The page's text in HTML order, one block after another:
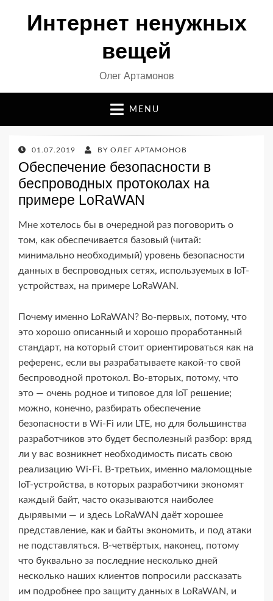
Интернет ненужных
вещей
Олег Артамонов
MENU
POSTED
ON
01.07.2019 BY ОЛЕГ АРТАМОНОВ
Обеспечение безопасности в
беспроводных протоколах на
примере LoRaWAN
Мне хотелось бы в очередной раз поговорить о
том, как обеспечивается базовый (читай:
минимально необходимый) уровень безопасности
данных в беспроводных сетях, используемых в IoT-​
устройствах, на примере LoRaWAN.
Почему именно LoRaWAN? Во-​первых, потому, что
это хорошо описанный и хорошо проработанный
стандарт, на который стоит ориентироваться как на
референс, если вы разрабатываете какой-​то свой
беспроводной протокол. Во-​вторых, потому, что
это — очень родное и типовое для IoT решение;
можно, конечно, разбирать обеспечение
безопасности в Wi-​Fi или LTE, но для большинства
разработчиков это будет бесполезный разбор: вряд
ли у вас возникнет необходимость писать свою
реализацию Wi-​Fi. В‑третьих, именно маломощные
IoT-​устройства, в которых разработчики экономят
каждый байт, часто оказываются наиболее
дырявыми — и здесь LoRaWAN даёт хорошее
представление, как и байты экономить, и под атаки
не подставляться. В‑четвёртых, наконец, потому
что буквально за последние несколько дней
несколько наших клиентов попросили рассказать
им подробнее про защиту данных в LoRaWAN, и